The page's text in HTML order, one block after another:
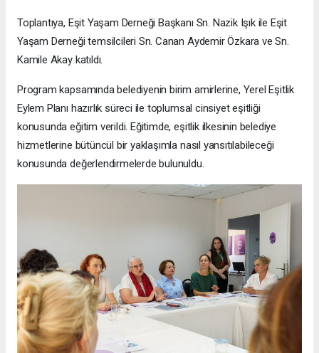
Toplantıya, Eşit Yaşam Derneği Başkanı Sn. Nazik Işık ile Eşit
Yaşam Derneği temsilcileri Sn. Canan Aydemir Özkara ve Sn.
Kamile Akay katıldı.
Program kapsamında belediyenin birim amirlerine, Yerel Eşitlik
Eylem Planı hazırlık süreci ile toplumsal cinsiyet eşitliği
konusunda eğitim verildi. Eğitimde, eşitlik ilkesinin belediye
hizmetlerine bütüncül bir yaklaşımla nasıl yansıtılabileceği
konusunda değerlendirmelerde bulunuldu.